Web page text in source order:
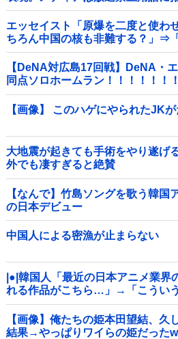
エッセイスト「原爆を二度と使わ
ちろん中国の核も非難する？」⇒
核！」
【DeNA対広島17回戦】DeNA・
同点ソロホームラン！！！！！！
【画像】 このハゲにやられたJK
大地震が起きても手術をやり遂げ
外でも凄すぎると絶賛
【なんで】竹島ソングを歌う韓国
の日本デビュー
中国人による密漁が止まらない
|●|韓国人「最近の日本アニメ業界
れる作品がこちら…」→「こうい
ﾙ」＝韓国の反応
【画像】俺たちの姫本田望結、久
結果→やっぱりワイらの姫だった